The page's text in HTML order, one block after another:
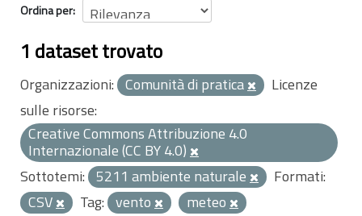
Ordina per
1 dataset trovato
Organizzazioni: Comunità di pratica
Licenze
sulle risorse:
Creative Commons Attribuzione 4.0
Internazionale (CC BY 4.0)
Sottotemi: 5211 ambiente naturale
Formati:
CSV
Tag: vento
meteo